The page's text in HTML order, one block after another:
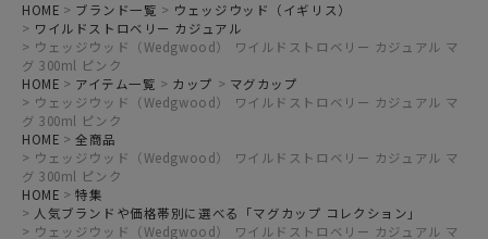
HOME ブランド一覧
ウェッジウッド（イギリス）
ワイルドストロベリー カジュアル
ウェッジウッド（Wedgwood） ワイルドストロベリー カジュアル マ
グ 300ml ピンク
HOME
アイテム一覧 カップ
マグカップ
ウェッジウッド（Wedgwood） ワイルドストロベリー カジュアル マ
グ 300ml ピンク
HOME
全商品
ウェッジウッド（Wedgwood） ワイルドストロベリー カジュアル マ
グ 300ml ピンク
HOME
特集
人気ブランドや価格帯別に選べる「マグカップ コレクション」
ウェッジウッド（Wedgwood） ワイルドストロベリー カジュアル マ